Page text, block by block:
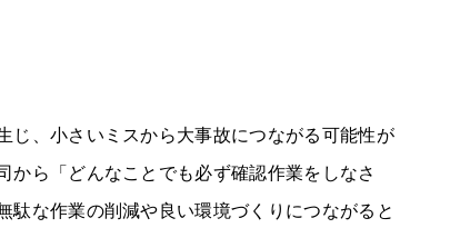
じ、小さいミスから大事故につながる可能性が
ら「どんなことでも必ず確認作業をしなさ
な作業の削減や良い環境づくりにつながると